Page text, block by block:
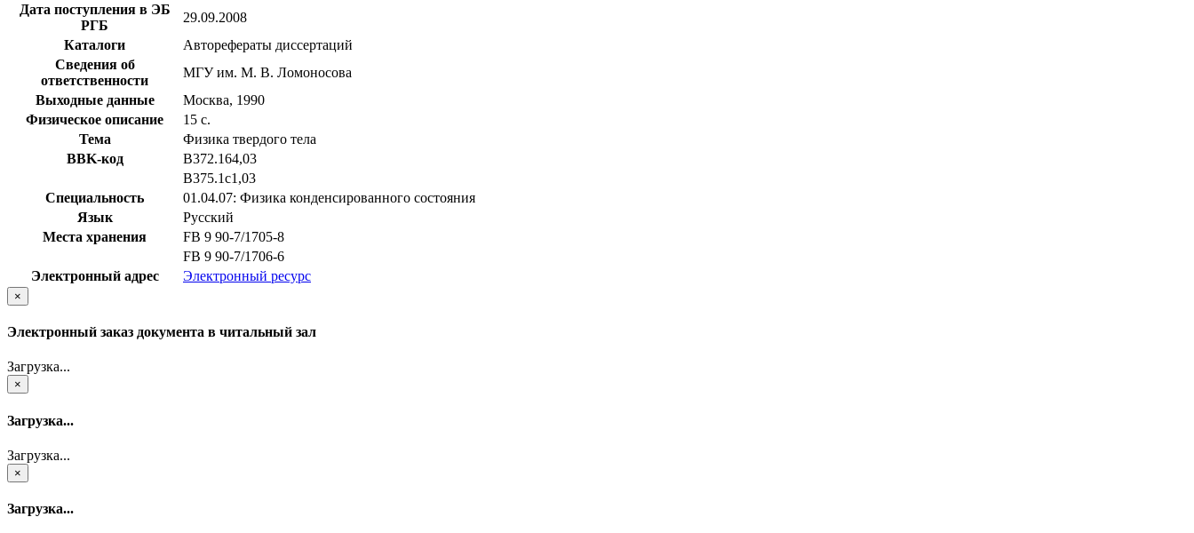
Дата поступления в ЭБ
РГБ
29.09.2008
Каталоги
Авторефераты диссертаций
Сведения об
ответственности
МГУ им. М. В. Ломоносова
Выходные данные
Москва, 1990
Физическое описание
15 с.
Тема
Физика твердого тела
BBK-код
В372.164,03
В375.1с1,03
Специальность
01.04.07: Физика конденсированного состояния
Язык
Русский
Места хранения
FB 9 90-7/1705-8
FB 9 90-7/1706-6
Электронный адрес
Электронный ресурс
×
Электронный заказ документа в читальный зал
Загрузка...
×
Загрузка...
Загрузка...
×
Загрузка...